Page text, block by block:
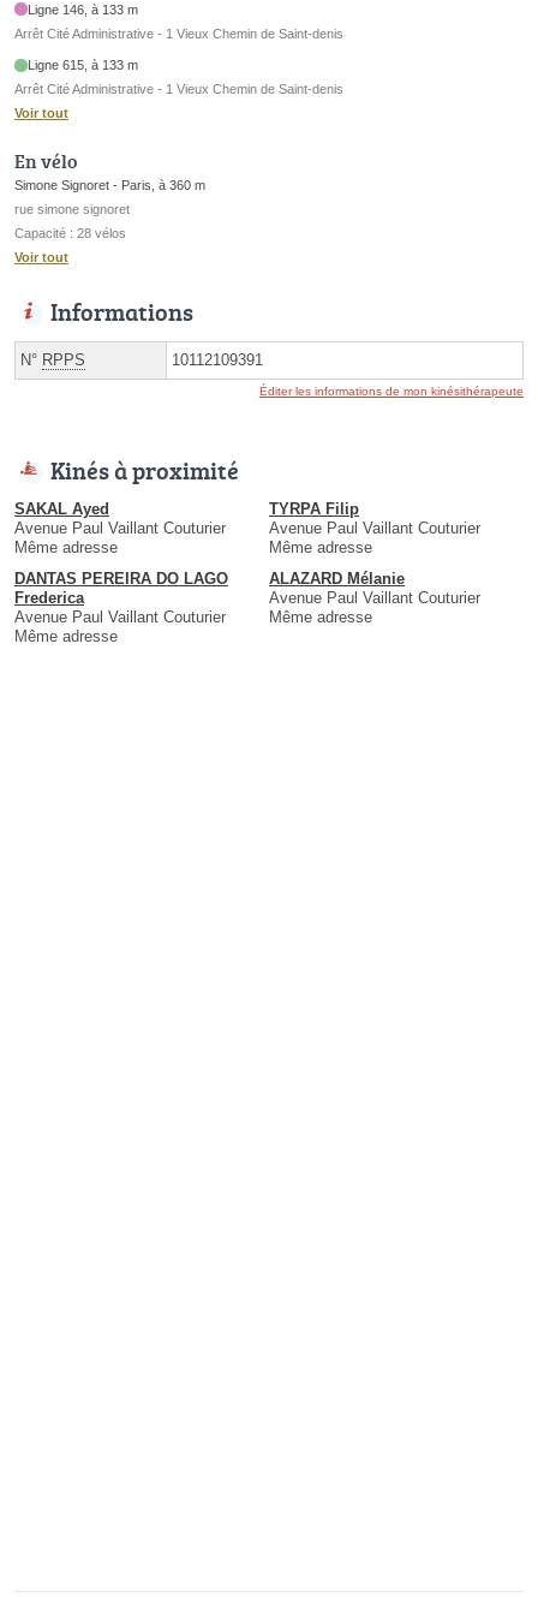
Ligne 146, à 133 m
Arrêt Cité Administrative - 1 Vieux Chemin de Saint-denis
Ligne 615, à 133 m
Arrêt Cité Administrative - 1 Vieux Chemin de Saint-denis
Voir tout
En vélo
Simone Signoret - Paris, à 360 m
rue simone signoret
Capacité : 28 vélos
Voir tout
Informations
N° RPPS 10112109391
Éditer les informations de mon kinésithérapeute
Kinés à proximité
SAKAL Ayed
Avenue Paul Vaillant Couturier
Même adresse
TYRPA Filip
Avenue Paul Vaillant Couturier
Même adresse
DANTAS PEREIRA DO LAGO
Frederica
Avenue Paul Vaillant Couturier
Même adresse
ALAZARD Mélanie
Avenue Paul Vaillant Couturier
Même adresse